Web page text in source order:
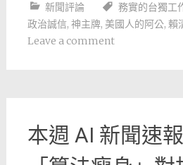
新聞評論 務實的台獨工
政治誠信, 神主牌, 美國人的阿公, 賴
Leave a comment
本週 AI 新聞速